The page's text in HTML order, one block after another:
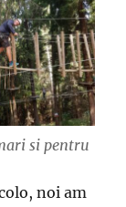
si pentru
noi am